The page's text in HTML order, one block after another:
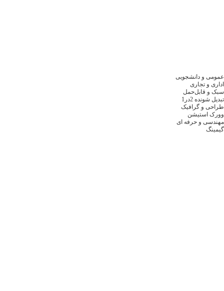
عمومی و دانشجویی
اداری و تجاری
سبک و قابل‌حمل
تبدیل شونده 2در1
طراحی و گرافیک
وورک استیشن
مهندسی و حرفه ای
گیمینگ